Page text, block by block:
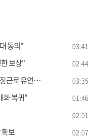
동의" 03:41
보상" 02:44
" [뉴스의 맥] 03:35
화 복귀" 01:46
02:01
보 02:07